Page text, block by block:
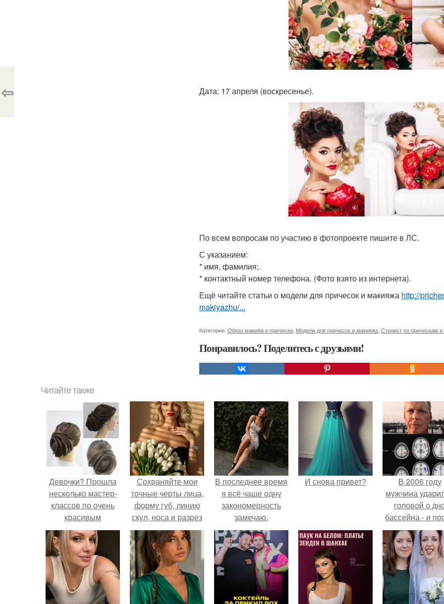
Дата: 17 апреля (воскресенье).
По всем вопросам по участию в фотопроекте пишите в ЛС.
С указанием:
* имя, фамилия;.
* контактный номер телефона. (Фото взято из интернета).
Ещё читайте статьи о модели для причесок и макияжа http://
makiyazhu/...
Категории: Образ макияж и прическа Модели для причесок и макияжа Стилист по прическам
Понравилось? Поделитесь с друзьями!
⇦
Читайте также
Девочки? Прошла
несколько мастер-
классов по очень
красивым
причёскам.
Сохраняйте мои
точные черты лица,
форму губ, линию
скул, носа и разрез
глаз.
В последнее время
я всё чаще одну
закономерность
замечаю.
И снова привет?
В 2006 году
мужчина
головой о
бассейна - и
этого его
изменилась
странным